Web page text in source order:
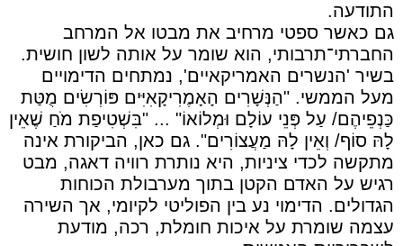
התודעה.
גם כאשר ספטי מרחיב את מבטו אל המרחב
החברתי־תרבותי, הוא שומר על אותה לשון חושית.
בשיר 'הנשרים האמריקאיים', נמתחים הדימויים
מעל הממשי. "הַנְּשָׁרִים הָאָמֶרִיקָאִיִּים פּוֹרְשִׂים מֻטַּת
כַּנְפֵיהֶם/ עַל פְּנֵי עוֹלָם וּמְלוֹאוֹ" ... "בִּשְׁטִיפַת מֹחַ שֶׁאֵין
לָהּ סוֹף/ וְאֵין לָהּ מַעֲצוֹרִים". גם כאן, הביקורת אינה
מתקשה לכדי ציניות, היא נותרת רוויה דאגה, מבט
רגיש על האדם הקטן בתוך מערבולת הכוחות
הגדולים. הדימוי נע בין הפוליטי לקיומי, אך השירה
עצמה שומרת על איכות חומלת, רכה, מודעת